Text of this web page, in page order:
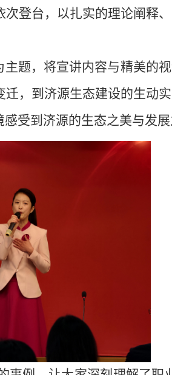
登台，以扎实的理论阐释
题，将宣讲内容与精美的
，到济源生态建设的生动
受到济源的生态之美与发展